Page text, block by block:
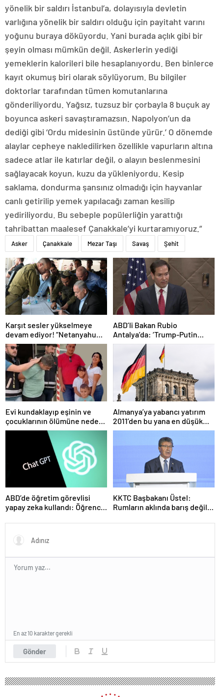
yönelik bir saldırı İstanbul’a, dolayısıyla devletin
varlığına yönelik bir saldırı olduğu için payitaht varını
yoğunu buraya döküyordu. Yani burada açlık gibi bir
şeyin olması mümkün değil. Askerlerin yediği
yemeklerin kalorileri bile hesaplanıyordu. Ben binlerce
kayıt okumuş biri olarak söylüyorum. Bu bilgiler
doktorlar tarafından tümen komutanlarına
gönderiliyordu. Yağsız, tuzsuz bir çorbayla 8 buçuk ay
boyunca askeri savaştıramazsın. Napolyon’un da
dediği gibi ‘Ordu midesinin üstünde yürür.’ O dönemde
alaylar cepheye nakledilirken özellikle vapurların altına
sadece atlar ile katırlar değil, o alayın beslenmesini
sağlayacak koyun, kuzu da yükleniyordu. Kesip
saklama, dondurma şansınız olmadığı için hayvanlar
canlı getirilip yemek yapılacağı zaman kesilip
yediriliyordu. Bu sebeple popülerliğin yarattığı
tahribattan maalesef Çanakkale’yi kurtaramıyoruz.”
Asker Çanakkale Mezar Taşı Savaş Şehit
Karşıt sesler yükselmeye
devam ediyor! “Netanyahu
geleceğimizi Gazze’nin
kumlarına gömüyor”
ABD’li Bakan Rubio
Antalya’da: ‘Trump-Putin
görüşmedikçe başaramayız’
Evi kundaklayıp eşinin ve
çocuklarının ölümüne neden
olmuştu! Yeni görüntüler
Almanya’ya yabancı yatırım
2011’den bu yana en düşük
seviyede
ABD’de öğretim görevlisi
yapay zeka kullandı: Öğrenci
KKTC Başbakanı Üstel:
Rumların aklında barış değil
Gönder
En az 10 karakter gerekli